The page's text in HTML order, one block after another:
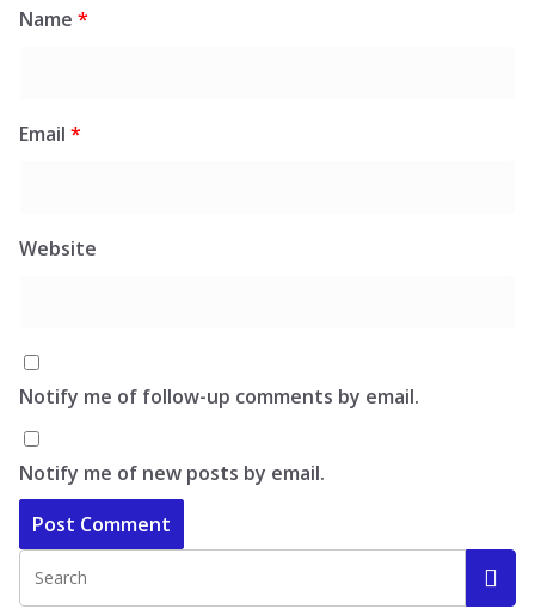
Name *
Email *
Website
Notify me of follow-up comments by email.
Notify me of new posts by email.